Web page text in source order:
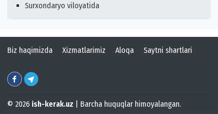
Surxondaryo viloyatida
Biz haqimizda Xizmatlarimiz Aloqa Saytni shartlari
© 2026 ish-kerak.uz | Barcha huquqlar himoyalangan.